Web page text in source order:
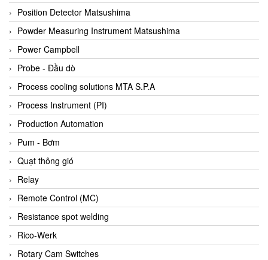
Bihl+wiedemann
Bihl+wiedemann
Bilz
Binder Connector
Biotech
BirdX Vietnam
BK Vibro
Black Box
BlackBox Vietnam
BLAGDON PUMP
Bloom Engineering
Boneng
Bopp & Reuther Messtechnik
Bosch
Position Detector Matsushima
Powder Measuring Instrument Matsushima
Power Campbell
Probe - Đầu dò
Process cooling solutions MTA S.P.A
Process Instrument (PI)
Production Automation
Pum - Bơm
Quạt thông gió
Relay
Remote Control (MC)
Resistance spot welding
Rico-Werk
Rotary Cam Switches